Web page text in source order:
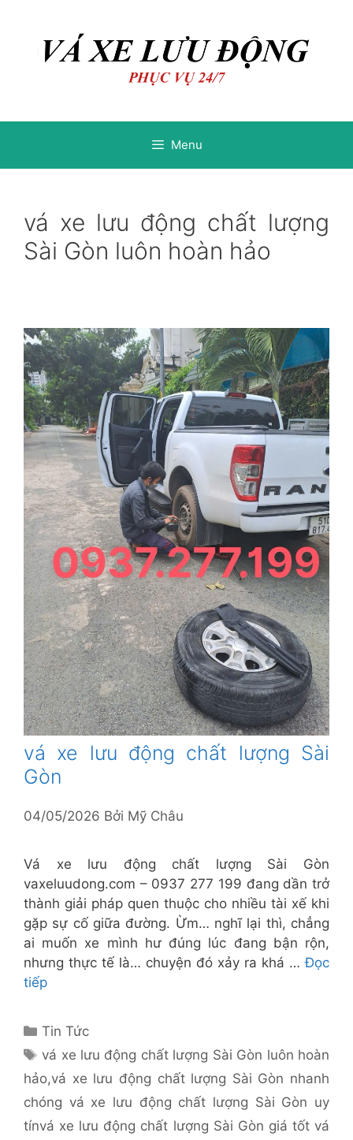
Menu
vá xe lưu động chất lượng
Sài Gòn luôn hoàn hảo
vá xe lưu động chất lượng Sài
Gòn
04/05/2026 Bởi Mỹ Châu
Vá xe lưu động chất lượng Sài Gòn
vaxeluudong.com – 0937 277 199 đang dần trở
thành giải pháp quen thuộc cho nhiều tài xế khi
gặp sự cố giữa đường. Ừm… nghĩ lại thì, chẳng
ai muốn xe mình hư đúng lúc đang bận rộn,
nhưng thực tế là… chuyện đó xảy ra khá …Đọc
tiếp
Danh
mục
Tin Tức
Thẻ
vá xe lưu động chất lượng Sài Gòn luôn hoàn
hảo,vá xe lưu động chất lượng Sài Gòn nhanh
chóng vá xe lưu động chất lượng Sài Gòn uy
tínvá xe lưu động chất lượng Sài Gòn giá tốt vá